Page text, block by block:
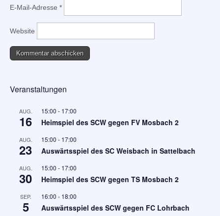
E-Mail-Adresse *
Website
Veranstaltungen
AUG.
16
15:00 - 17:00
Heimspiel des SCW gegen FV Mosbach 2
AUG.
23
15:00 - 17:00
Auswärtsspiel des SC Weisbach in Sattelbach
AUG.
30
15:00 - 17:00
Heimspiel des SCW gegen TS Mosbach 2
SEP.
5
16:00 - 18:00
Auswärtsspiel des SCW gegen FC Lohrbach